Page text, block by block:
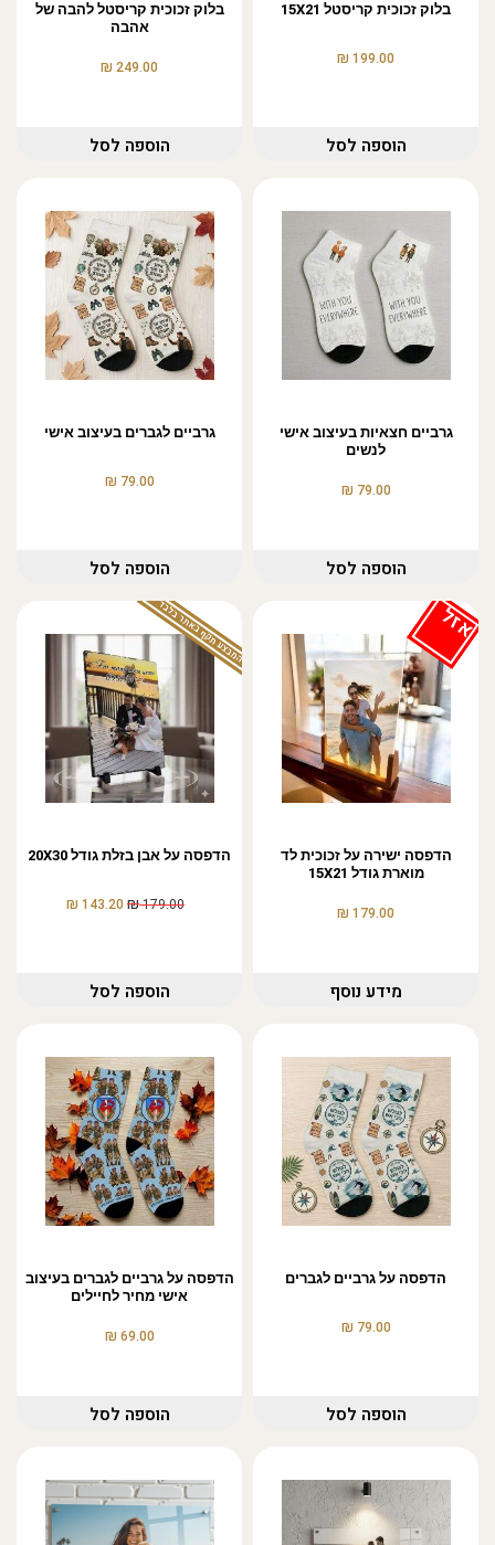
בלוק זכוכית קריסטל 15X21
199.00
₪
הוספה לסל
בלוק זכוכית קריסטל להבה של
אהבה
249.00
₪
הוספה לסל
גרביים חצאיות בעיצוב אישי
לנשים
79.00
₪
הוספה לסל
גרביים לגברים בעיצוב אישי
79.00
₪
הוספה לסל
אזל
הדפסה ישירה על זכוכית לד
מוארת גודל 15X21
179.00
₪
מידע נוסף
המבצע תקף באתר בלבד
הדפסה על אבן בזלת גודל 20X30
179.00
₪
143.20
₪
הוספה לסל
הדפסה על גרביים לגברים
79.00
₪
הוספה לסל
הדפסה על גרביים לגברים בעיצוב
אישי מחיר לחיילים
69.00
₪
הוספה לסל